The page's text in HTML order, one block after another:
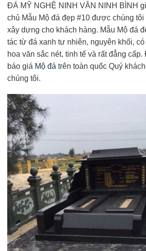
ĐÁ MỸ NGHỆ NINH VÂN NINH BÌNH
chủ Mẫu Mộ đá đẹp #10 được chúng tôi
xây dựng cho khách hàng. Mẫu Mộ đá
tác từ đá xanh tự nhiên, nguyên khối,
hoa văn sắc nét, tinh tế và rất đẳng
báo giá Mộ đá trên toàn quốc Quý
chúng tôi.